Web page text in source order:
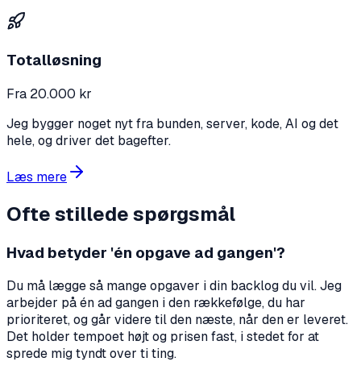
Totalløsning
Fra 20.000 kr
Jeg bygger noget nyt fra bunden, server, kode, AI og det
hele, og driver det bagefter.
Læs mere
Ofte stillede spørgsmål
Hvad betyder 'én opgave ad gangen'?
Du må lægge så mange opgaver i din backlog du vil. Jeg
arbejder på én ad gangen i den rækkefølge, du har
prioriteret, og går videre til den næste, når den er leveret.
Det holder tempoet højt og prisen fast, i stedet for at
sprede mig tyndt over ti ting.